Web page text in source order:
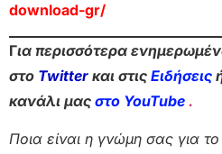
download-gr/
Για περισσότερα
στο Twitter και στις Ειδήσεις
κανάλι μας στο YouTube .
Ποια είναι η γνώμη σας για